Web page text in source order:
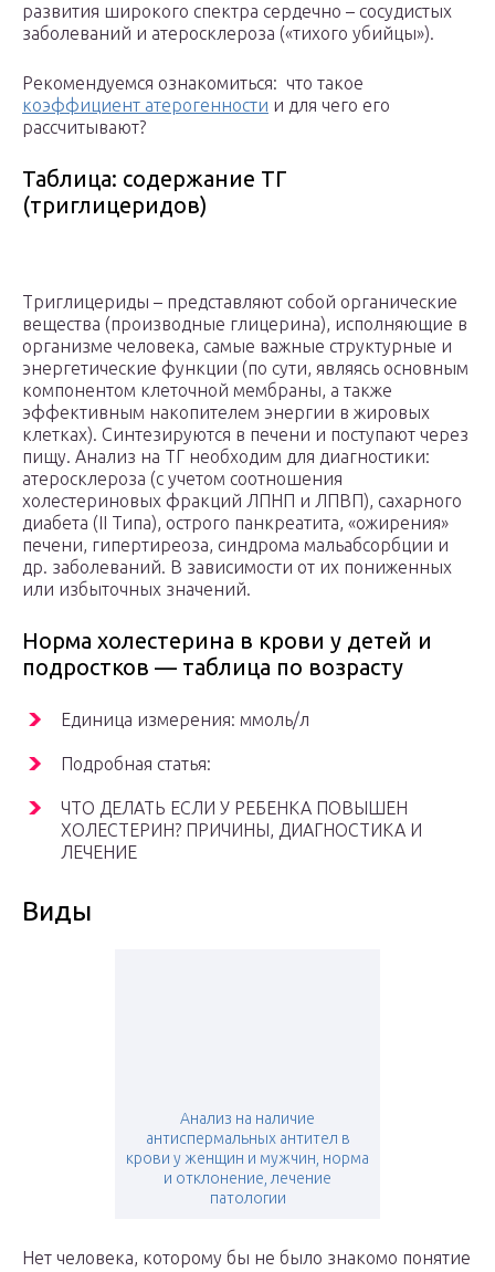
развития широкого спектра сердечно – сосудистых
заболеваний и атеросклероза («тихого убийцы»).
Рекомендуемся ознакомиться: что такое
коэффициент атерогенности и для чего его
рассчитывают?
Таблица: содержание ТГ
(триглицеридов)
Триглицериды – представляют собой органические
вещества (производные глицерина), исполняющие в
организме человека, самые важные структурные и
энергетические функции (по сути, являясь основным
компонентом клеточной мембраны, а также
эффективным накопителем энергии в жировых
клетках). Синтезируются в печени и поступают через
пищу. Анализ на ТГ необходим для диагностики:
атеросклероза (с учетом соотношения
холестериновых фракций ЛПНП и ЛПВП), сахарного
диабета (II Типа), острого панкреатита, «ожирения»
печени, гипертиреоза, синдрома мальабсорбции и
др. заболеваний. В зависимости от их пониженных
или избыточных значений.
Норма холестерина в крови у детей и
подростков — таблица по возрасту
Единица измерения: ммоль/л
Подробная статья:
ЧТО ДЕЛАТЬ ЕСЛИ У РЕБЕНКА ПОВЫШЕН
ХОЛЕСТЕРИН? ПРИЧИНЫ, ДИАГНОСТИКА И
ЛЕЧЕНИЕ
Виды
Анализ на наличие
антиспермальных антител в
крови у женщин и мужчин, норма
и отклонение, лечение
патологии
Нет человека, которому бы не было знакомо понятие